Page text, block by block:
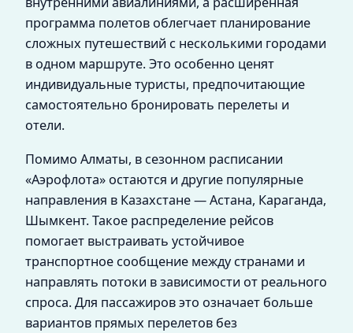
программа полетов облегчает планирование
сложных путешествий с несколькими городами
в одном маршруте. Это особенно ценят
индивидуальные туристы, предпочитающие
самостоятельно бронировать перелеты и
отели.
Помимо Алматы, в сезонном расписании
«Аэрофлота» остаются и другие популярные
направления в Казахстане — Астана, Караганда,
Шымкент. Такое распределение рейсов
помогает выстраивать устойчивое
транспортное сообщение между странами и
направлять потоки в зависимости от реального
спроса. Для пассажиров это означает больше
вариантов прямых перелетов без